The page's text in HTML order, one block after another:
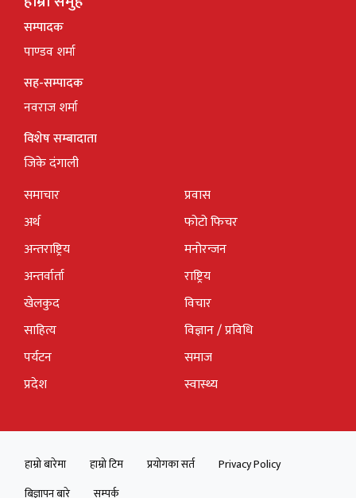
सम्पादक
पाण्डव शर्मा
सह-सम्पादक
नवराज शर्मा
विशेष सम्बादाता
जिके दंगाली
समाचार
अर्थ
अन्तराष्ट्रिय
अन्तर्वार्ता
खेलकुद
साहित्य
पर्यटन
प्रदेश
प्रवास
फोटो फिचर
मनोरन्जन
राष्ट्रिय
विचार
विज्ञान / प्रविधि
समाज
स्वास्थ्य
हाम्रो बारेमा हाम्रो टिम प्रयोगका सर्त
Privacy Policy
बिज्ञापन बारे
सम्पर्क